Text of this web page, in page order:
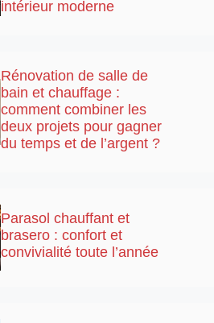
intérieur moderne
Rénovation de salle de
bain et chauffage :
comment combiner les
deux projets pour gagner
du temps et de l’argent ?
Parasol chauffant et
brasero : confort et
convivialité toute l’année